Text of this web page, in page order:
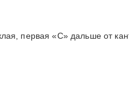
первая «С» дальше от